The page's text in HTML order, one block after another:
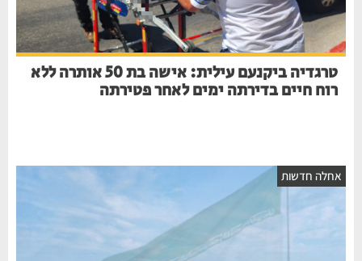
טרגדיה ביקנעם עילית: אישה בת 50 אותרה ללא
רוח חיים בדירתה ימים לאחר פטירתה
אחלה חדשות